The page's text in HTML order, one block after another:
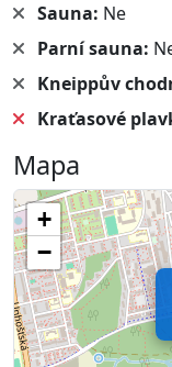
Sauna: Ne
Parní sauna:
Kneippův
Kraťasové
Mapa
+
−